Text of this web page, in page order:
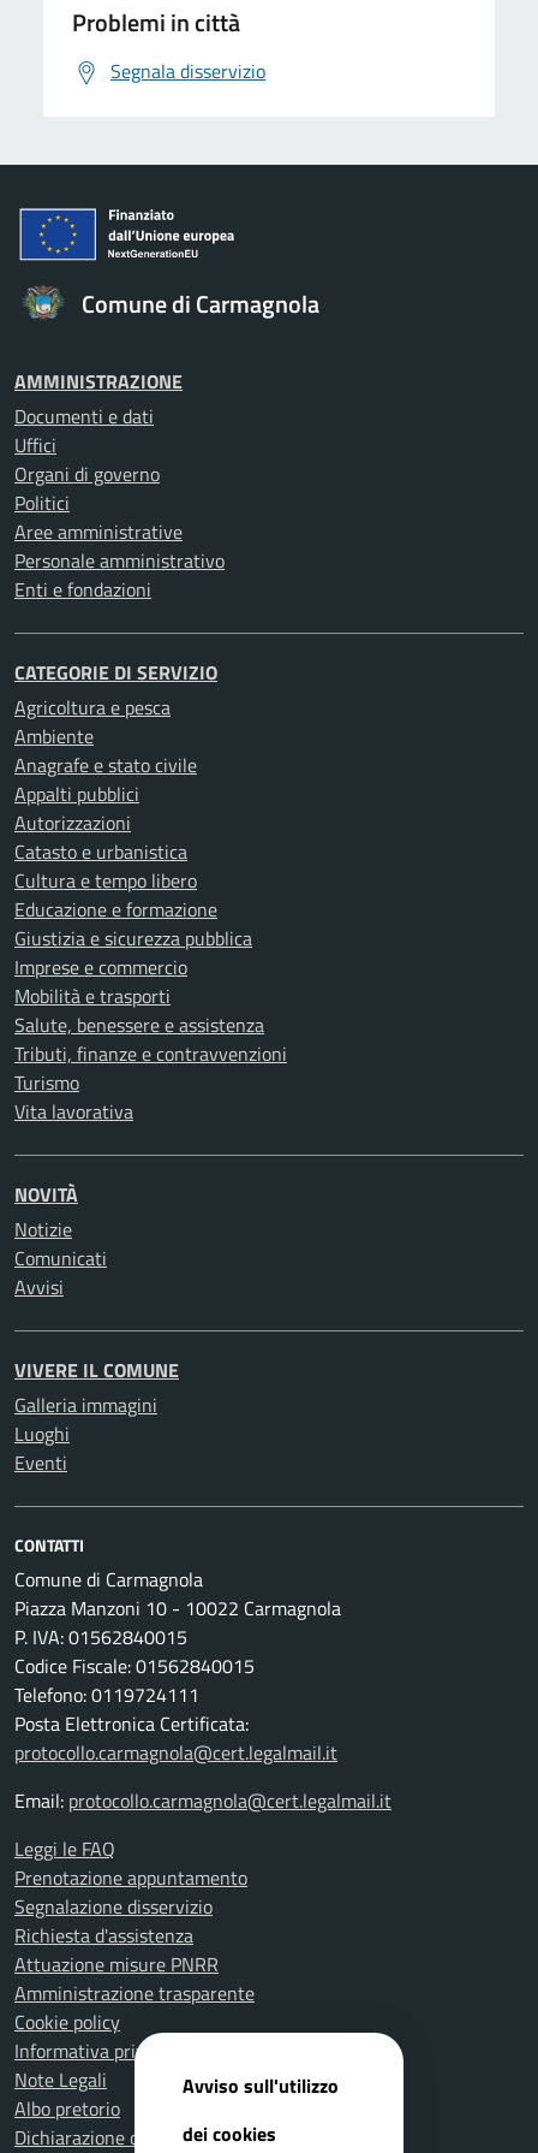
Problemi in città
Segnala disservizio
Comune di Carmagnola
AMMINISTRAZIONE
Documenti e dati
Uffici
Organi di governo
Politici
Aree amministrative
Personale amministrativo
Enti e fondazioni
CATEGORIE DI SERVIZIO
Agricoltura e pesca
Ambiente
Anagrafe e stato civile
Appalti pubblici
Autorizzazioni
Catasto e urbanistica
Cultura e tempo libero
Educazione e formazione
Giustizia e sicurezza pubblica
Imprese e commercio
Mobilità e trasporti
Salute, benessere e assistenza
Tributi, finanze e contravvenzioni
Turismo
Vita lavorativa
NOVITÀ
Notizie
Comunicati
Avvisi
VIVERE IL COMUNE
Galleria immagini
Luoghi
Eventi
CONTATTI
Comune di Carmagnola
Piazza Manzoni 10 - 10022 Carmagnola
P. IVA: 01562840015
Codice Fiscale: 01562840015
Telefono: 0119724111
Posta Elettronica Certificata:
protocollo.carmagnola@cert.legalmail.it
Email: protocollo.carmagnola@cert.legalmail.it
Leggi le FAQ
Prenotazione appuntamento
Segnalazione disservizio
Richiesta d'assistenza
Attuazione misure PNRR
Amministrazione trasparente
Cookie policy
Informativa privacy
Note Legali
Albo pretorio
Dichiarazione di accessibilità
Avviso sull'utilizzo
dei cookies